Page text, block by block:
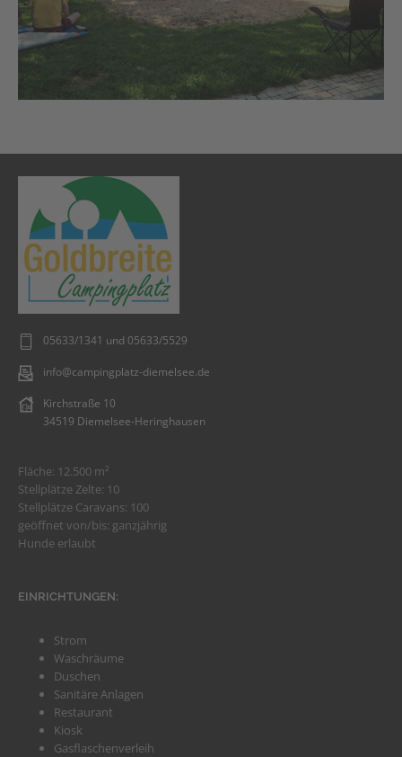
05633/1341 und 05633/5529
info@campingplatz-diemelsee.de
Kirchstraße 10
34519 Diemelsee-Heringhausen
Fläche: 12.500 m²
Stellplätze Zelte: 10
Stellplätze Caravans: 100
geöffnet von/bis: ganzjährig
Hunde erlaubt
EINRICHTUNGEN:
Strom
Waschräume
Duschen
Sanitäre Anlagen
Restaurant
Kiosk
Gasflaschenverleih